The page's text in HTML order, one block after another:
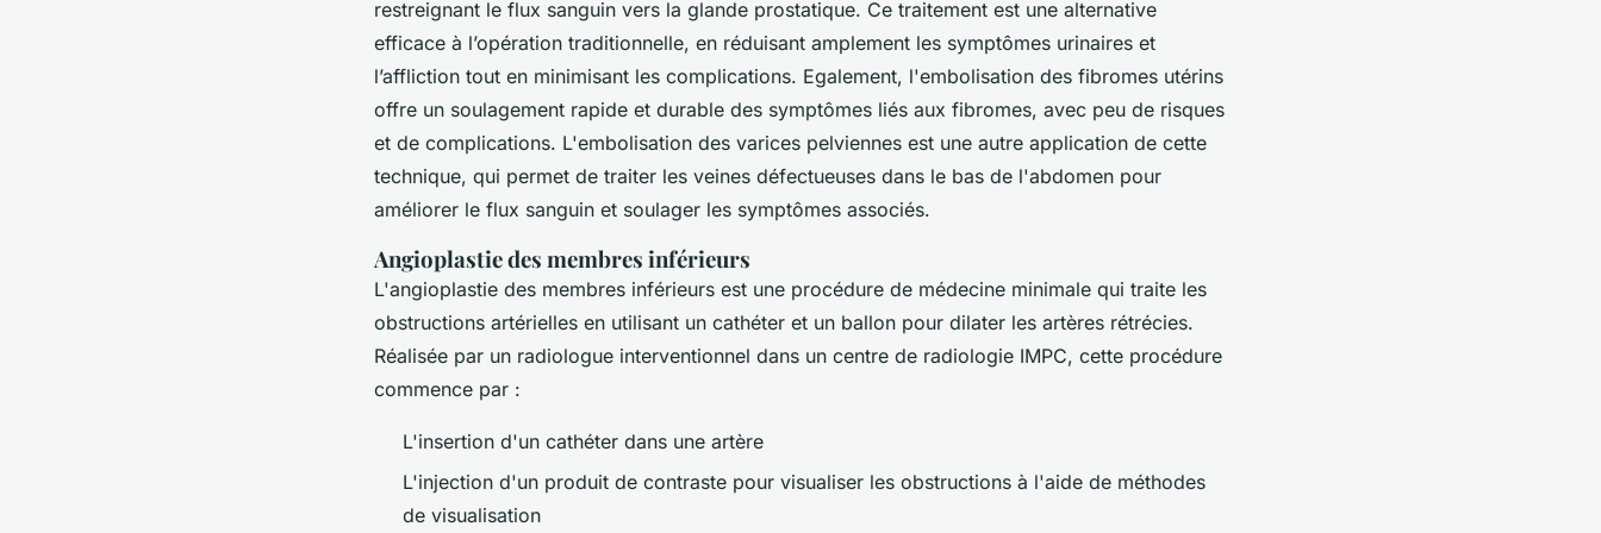
restreignant le flux sanguin vers la glande prostatique. Ce traitement est une alternative
efficace à l’opération traditionnelle, en réduisant amplement les symptômes urinaires et
l’affliction tout en minimisant les complications. Egalement, l'embolisation des fibromes utérins
offre un soulagement rapide et durable des symptômes liés aux fibromes, avec peu de risques
et de complications. L'embolisation des varices pelviennes est une autre application de cette
technique, qui permet de traiter les veines défectueuses dans le bas de l'abdomen pour
améliorer le flux sanguin et soulager les symptômes associés.
Angioplastie des membres inférieurs
L'angioplastie des membres inférieurs est une procédure de médecine minimale qui traite les
obstructions artérielles en utilisant un cathéter et un ballon pour dilater les artères rétrécies.
Réalisée par un radiologue interventionnel dans un centre de radiologie IMPC, cette procédure
commence par :
L'insertion d'un cathéter dans une artère
L'injection d'un produit de contraste pour visualiser les obstructions à l'aide de méthodes
de visualisation